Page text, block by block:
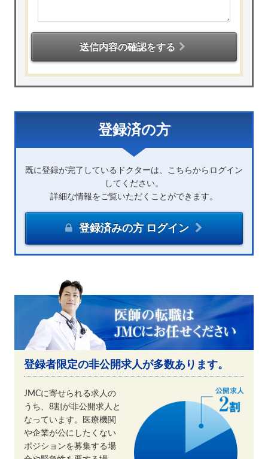
送信内容の確認をする
登録済の方
既に登録が完了しているドクターは、こちらからログイン
してください。
詳細な情報をご覧いただくことができます。
登録済みの方 ログイン
登録者限定の非公開求人が多数あります。
JMCに寄せられる求人の
うち、8割が非公開求人と
なっています。医療機関
や企業が公にしたくない
ポジションを募集する場